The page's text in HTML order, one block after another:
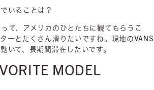
いることは？
て、アメリカのひとたちに観てもらうこ
ーとたくさん滑りたいですね。現地のVANS
いて、長期間滞在したいです。
MODEL